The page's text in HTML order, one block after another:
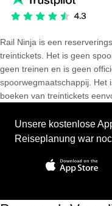
Rail Ninja is een
treintickets. Het is geen
geen treinen en is geen
spoorwegmaatschappij. Het
boeken van treintickets
Unsere kostenlose
Reiseplanung war